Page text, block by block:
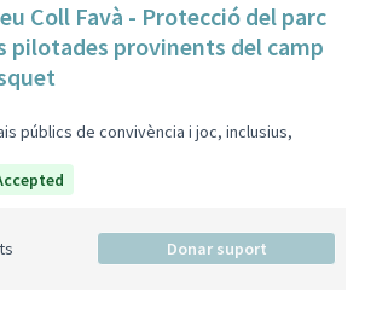
Coll Favà - Protecció del parc
pilotades provinents del camp
públics de convivència i joc, inclusius,
Donar suport